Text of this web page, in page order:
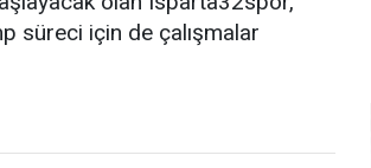
süreci için de çalışmalar